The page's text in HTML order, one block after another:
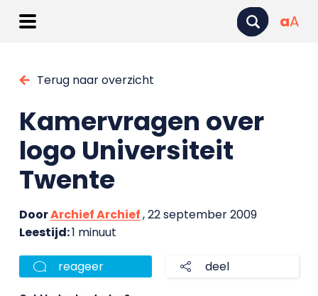
aA
Terug naar overzicht
Kamervragen over
logo Universiteit
Twente
DoorArchief Archief, 22 september 2009
Leestijd:1 minuut
reageer deel